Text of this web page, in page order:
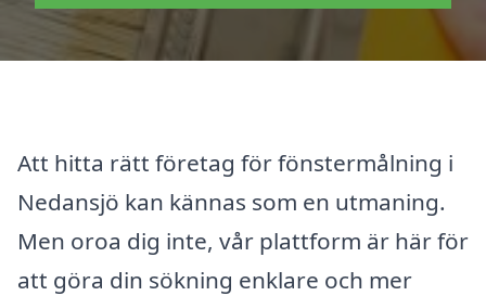
Att hitta rätt företag för fönstermålning i
Nedansjö kan kännas som en utmaning.
Men oroa dig inte, vår plattform är här för
att göra din sökning enklare och mer